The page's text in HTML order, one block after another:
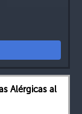
Alérgicas al